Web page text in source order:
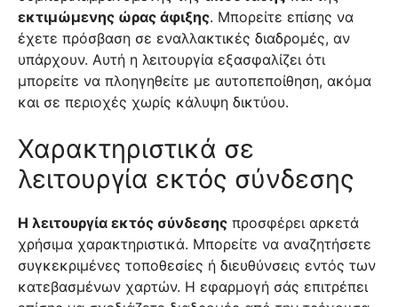
εκτιμώμενης ώρας άφιξης. Μπορείτε επίσης να
έχετε πρόσβαση σε εναλλακτικές διαδρομές, αν
υπάρχουν. Αυτή η λειτουργία εξασφαλίζει ότι
μπορείτε να πλοηγηθείτε με αυτοπεποίθηση, ακόμα
και σε περιοχές χωρίς κάλυψη δικτύου.
Χαρακτηριστικά σε
λειτουργία εκτός σύνδεσης
Η λειτουργία εκτός σύνδεσης προσφέρει αρκετά
χρήσιμα χαρακτηριστικά. Μπορείτε να αναζητήσετε
συγκεκριμένες τοποθεσίες ή διευθύνσεις εντός των
κατεβασμένων χαρτών. Η εφαρμογή σάς επιτρέπει